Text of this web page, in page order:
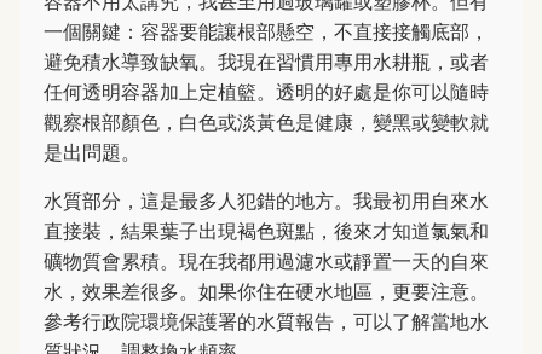
一個關鍵：容器要能讓根部懸空，不直接接觸底部，
避免積水導致缺氧。我現在習慣用專用水耕瓶，或者
任何透明容器加上定植籃。透明的好處是你可以隨時
觀察根部顏色，白色或淡黃色是健康，變黑或變軟就
是出問題。
水質部分，這是最多人犯錯的地方。我最初用自來水
直接裝，結果葉子出現褐色斑點，後來才知道氯氣和
礦物質會累積。現在我都用過濾水或靜置一天的自來
水，效果差很多。如果你住在硬水地區，更要注意。
參考行政院環境保護署的水質報告，可以了解當地水